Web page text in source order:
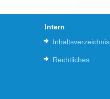
Intern
Inhaltsverzeichnis
Rechtliches